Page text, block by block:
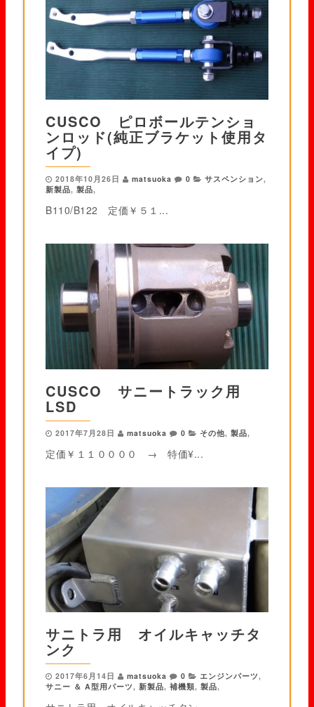
CUSCO ピロボールテンショ
ンロッド(純正ブラケット使用タ
イプ)
2018年10月26日 matsuoka 0 サスペンション,
新製品, 製品,
B110/B122 定価￥５１...
CUSCO サニートラック用
LSD
2017年7月28日 matsuoka 0 その他, 製品,
定価￥１１００００ → 特価¥...
サニトラ用 オイルキャッチタ
ンク
2017年6月14日 matsuoka 0 エンジンパーツ,
サニー ＆ A型用パーツ, 新製品, 補機類, 製品,